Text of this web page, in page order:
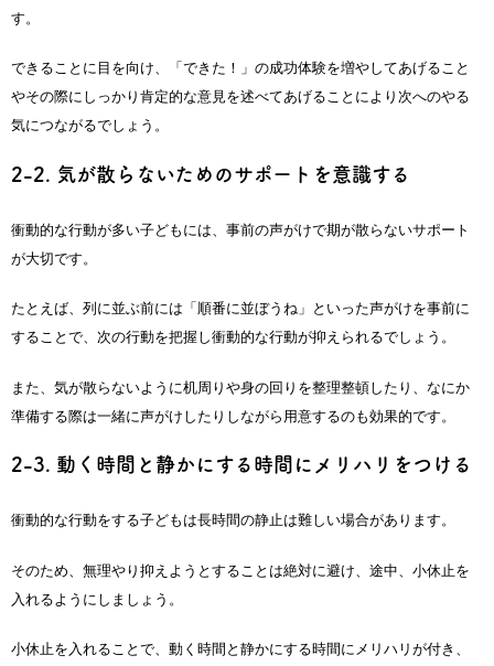
す。
できることに目を向け、「できた！」の成功体験を増やしてあげること
やその際にしっかり肯定的な意見を述べてあげることにより次へのやる
気につながるでしょう。
2-2. 気が散らないためのサポートを意識する
衝動的な行動が多い子どもには、事前の声がけで期が散らないサポート
が大切です。
たとえば、列に並ぶ前には「順番に並ぼうね」といった声がけを事前に
することで、次の行動を把握し衝動的な行動が抑えられるでしょう。
また、気が散らないように机周りや身の回りを整理整頓したり、なにか
準備する際は一緒に声がけしたりしながら用意するのも効果的です。
2-3. 動く時間と静かにする時間にメリハリをつける
衝動的な行動をする子どもは長時間の静止は難しい場合があります。
そのため、無理やり抑えようとすることは絶対に避け、途中、小休止を
入れるようにしましょう。
小休止を入れることで、動く時間と静かにする時間にメリハリが付き、